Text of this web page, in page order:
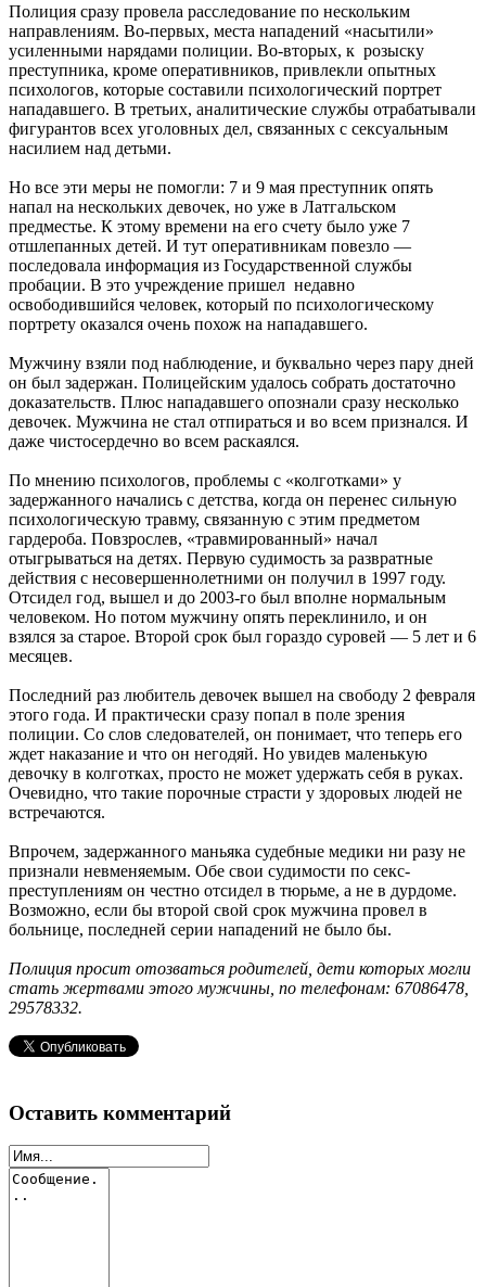
Полиция сразу провела расследование по нескольким
направлениям. Во-первых, места нападений «насытили»
усиленными нарядами полиции. Во-вторых, к розыску
преступника, кроме оперативников, привлекли опытных
психологов, которые составили психологический портрет
нападавшего. В третьих, аналитические службы отрабатывали
фигурантов всех уголовных дел, связанных с сексуальным
насилием над детьми.
Но все эти меры не помогли: 7 и 9 мая преступник опять
напал на нескольких девочек, но уже в Латгальском
предместье. К этому времени на его счету было уже 7
отшлепанных детей. И тут оперативникам повезло —
последовала информация из Государственной службы
пробации. В это учреждение пришел недавно
освободившийся человек, который по психологическому
портрету оказался очень похож на нападавшего.
Мужчину взяли под наблюдение, и буквально через пару дней
он был задержан. Полицейским удалось собрать достаточно
доказательств. Плюс нападавшего опознали сразу несколько
девочек. Мужчина не стал отпираться и во всем признался. И
даже чистосердечно во всем раскаялся.
По мнению психологов, проблемы с «колготками» у
задержанного начались с детства, когда он перенес сильную
психологическую травму, связанную с этим предметом
гардероба. Повзрослев, «травмированный» начал
отыгрываться на детях. Первую судимость за развратные
действия с несовершеннолетними он получил в 1997 году.
Отсидел год, вышел и до 2003-го был вполне нормальным
человеком. Но потом мужчину опять переклинило, и он
взялся за старое. Второй срок был гораздо суровей — 5 лет и 6
месяцев.
Последний раз любитель девочек вышел на свободу 2 февраля
этого года. И практически сразу попал в поле зрения
полиции. Со слов следователей, он понимает, что теперь его
ждет наказание и что он негодяй. Но увидев маленькую
девочку в колготках, просто не может удержать себя в руках.
Очевидно, что такие порочные страсти у здоровых людей не
встречаются.
Впрочем, задержанного маньяка судебные медики ни разу не
признали невменяемым. Обе свои судимости по секс-
преступлениям он честно отсидел в тюрьме, а не в дурдоме.
Возможно, если бы второй свой срок мужчина провел в
больнице, последней серии нападений не было бы.
Полиция просит отозваться родителей, дети которых могли
стать жертвами этого мужчины, по телефонам: 67086478,
29578332.
Оставить комментарий